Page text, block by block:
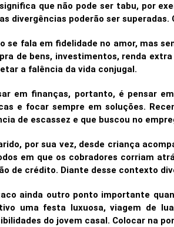
que não pode ser tabu, por
divergências poderão ser superadas.
se fala em fidelidade no amor, mas
de bens, investimentos, renda
a falência da vida conjugal.
em finanças, portanto, é pensar
e focar sempre em soluções.
de escassez e que buscou no
por sua vez, desde criança
em que os cobradores corriam
de crédito. Diante desse contexto
ainda outro ponto importante
uma festa luxuosa, viagem de
do jovem casal. Colocar na